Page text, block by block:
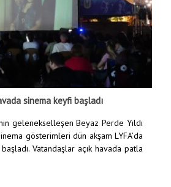
sinema keyfi başladı
gelenekselleşen Beyaz Perde Yıldı
gösterimleri dün akşam LYFA’da
Vatandaşlar açık havada patla